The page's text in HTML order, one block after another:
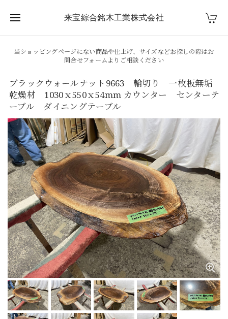
来宝綜合銘木工業株式会社
当ショッピングページにない商品や仕上げ、サイズなどお探しの際はお
問合せフォームよりご相談ください
ブラックウォールナット9663 輪切り 一枚板無垢
乾燥材 1030ｘ550ｘ54mm カウンター センターテ
ーブル ダイニングテーブル